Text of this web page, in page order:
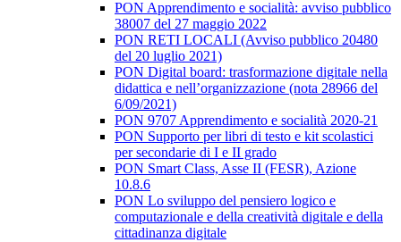
PON Apprendimento e socialità: avviso pubblico
38007 del 27 maggio 2022
PON RETI LOCALI (Avviso pubblico 20480
del 20 luglio 2021)
PON Digital board: trasformazione digitale nella
didattica e nell’organizzazione (nota 28966 del
6/09/2021)
PON 9707 Apprendimento e socialità 2020-21
PON Supporto per libri di testo e kit scolastici
per secondarie di I e II grado
PON Smart Class, Asse II (FESR), Azione
10.8.6
PON Lo sviluppo del pensiero logico e
computazionale e della creatività digitale e della
cittadinanza digitale